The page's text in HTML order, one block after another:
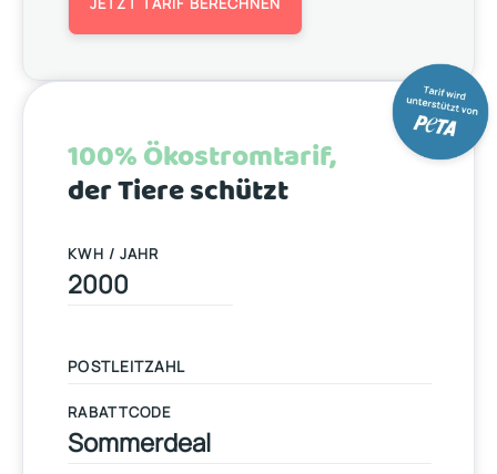
100% Ökostromtarif,
der Tiere schützt
KWH / JAHR
RABATTCODE